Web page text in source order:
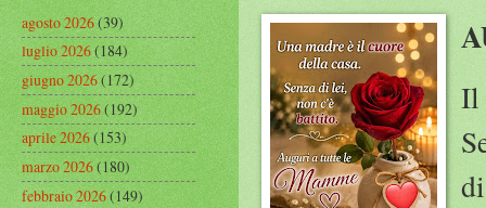
Il
agosto 2026(39)
luglio 2026(184)
giugno 2026(172)
maggio 2026(192)
aprile 2026(153)
marzo 2026(180)
febbraio 2026(149)